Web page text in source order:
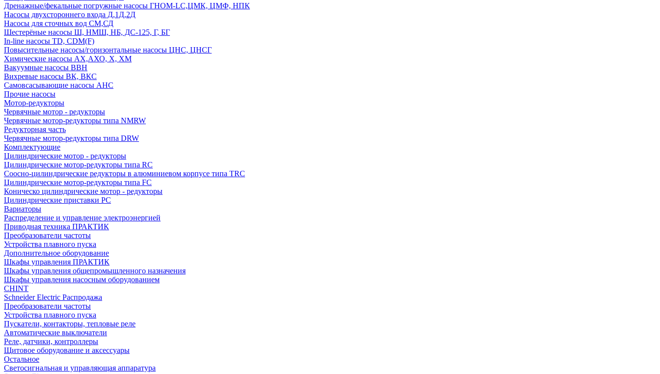
Дренажные/фекальные погружные насосы ГНОМ-LC,ЦМК, ЦМФ, НПК
Насосы двухстороннего входа Д,1Д,2Д
Насосы для сточных вод СМ,СД
Шестерёные насосы Ш, НМШ, НБ, ДС-125, Г, БГ
In-line насосы TD, CDM(F)
Повысительные насосы/горизонтальные насосы ЦНС, ЦНСГ
Химические насосы АХ,АХО, Х, ХМ
Вакуумные насосы ВВН
Вихревые насосы ВК, ВКС
Самовсасывающие насосы АНС
Прочие насосы
Мотор-редукторы
Червячные мотор - редукторы
Червячные мотор-редукторы типа NMRW
Редукторная часть
Червячные мотор-редукторы типа DRW
Комплектующие
Цилиндрические мотор - редукторы
Цилиндрические мотор-редукторы типа RC
Соосно-цилиндрические редукторы в алюминиевом корпусе типа TRC
Цилиндрические мотор-редукторы типа FC
Коническо цилиндрические мотор - редукторы
Цилиндрические приставки PC
Вариаторы
Распределение и управление электроэнергией
Приводная техника ПРАКТИК
Преобразователи частоты
Устройства плавного пуска
Дополнительное оборудование
Шкафы управления ПРАКТИК
Шкафы управления общепромышленного назначения
Шкафы управления насосным оборудованием
CHINT
Schneider Electric Распродажа
Преобразователи частоты
Устройства плавного пуска
Пускатели, контакторы, тепловые реле
Автоматические выключатели
Реле, датчики, контроллеры
Щитовое оборудование и аксессуары
Остальное
Светосигнальная и управляющая аппаратура